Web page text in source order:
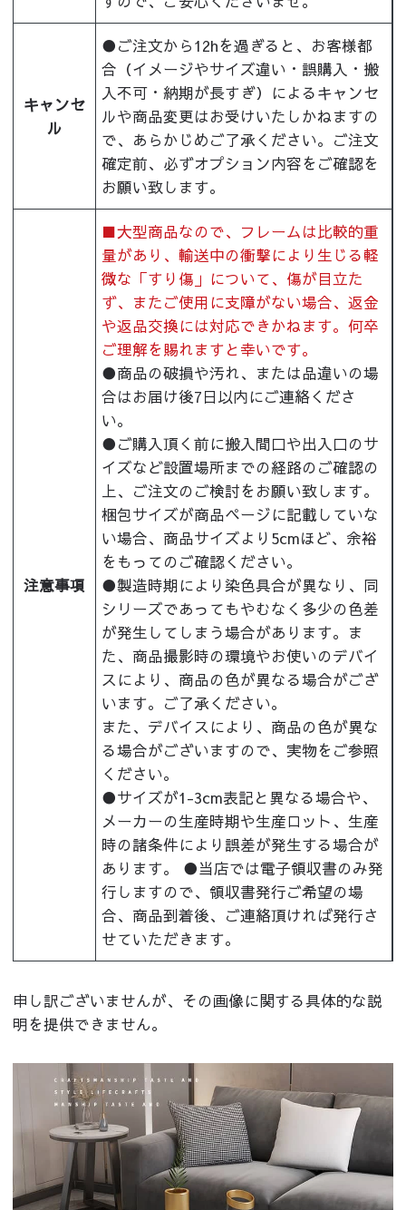
キャンセ
ル
●ご注文から12hを過ぎると、お客様都
合（イメージやサイズ違い・誤購入・搬
入不可・納期が長すぎ）によるキャンセ
ルや商品変更はお受けいたしかねますの
で、あらかじめご了承ください。ご注文
確定前、必ずオプション内容をご確認を
お願い致します。
注意事項
■大型商品なので、フレームは比較的重
量があり、輸送中の衝撃により生じる軽
微な「すり傷」について、傷が目立た
ず、またご使用に支障がない場合、返金
や返品交換には対応できかねます。何卒
ご理解を賜れますと幸いです。
●商品の破損や汚れ、または品違いの場
合はお届け後7日以内にご連絡くださ
い。
●ご購入頂く前に搬入間口や出入口のサ
イズなど設置場所までの経路のご確認の
上、ご注文のご検討をお願い致します。
梱包サイズが商品ページに記載していな
い場合、商品サイズより5cmほど、余裕
をもってのご確認ください。
●製造時期により染色具合が異なり、同
シリーズであってもやむなく多少の色差
が発生してしまう場合があります。ま
た、商品撮影時の環境やお使いのデバイ
スにより、商品の色が異なる場合がござ
います。ご了承ください。
また、デバイスにより、商品の色が異な
る場合がございますので、実物をご参照
ください。
●サイズが1-3cm表記と異なる場合や、
メーカーの生産時期や生産ロット、生産
時の諸条件により誤差が発生する場合が
あります。 ●当店では電子領収書のみ発
行しますので、領収書発行ご希望の場
合、商品到着後、ご連絡頂ければ発行さ
せていただきます。
申し訳ございませんが、その画像に関する具体的な説
明を提供できません。